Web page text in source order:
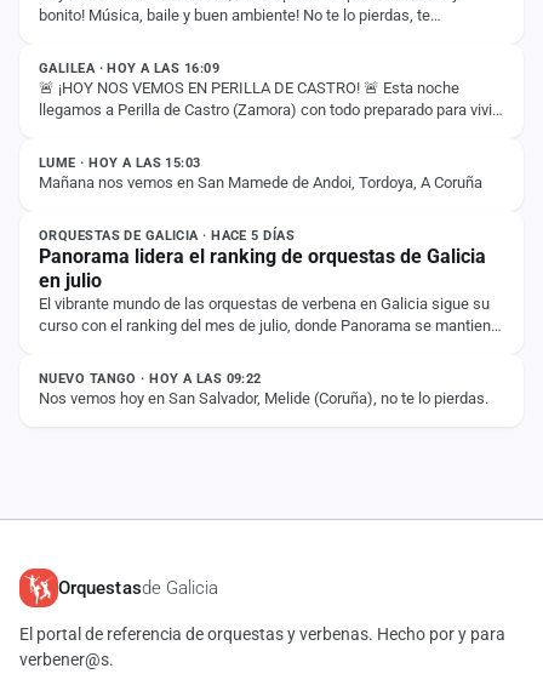
bonito! Música, baile y buen ambiente! No te lo pierdas, te
ESTADO
GALILEA · HOY A LAS 16:09
🚨 ¡HOY NOS VEMOS EN PERILLA DE CASTRO! 🚨 Esta noche
llegamos a Perilla de Castro (Zamora) con todo preparado para vivir
ESTADO
LUME · HOY A LAS 15:03
Mañana nos vemos en San Mamede de Andoi, Tordoya, A Coruña
NOTICIA
ORQUESTAS DE GALICIA · HACE 5 DÍAS
Panorama lidera el ranking de orquestas de Galicia
en julio
El vibrante mundo de las orquestas de verbena en Galicia sigue su
curso con el ranking del mes de julio, donde Panorama se mantiene
ESTADO
NUEVO TANGO · HOY A LAS 09:22
Nos vemos hoy en San Salvador, Melide (Coruña), no te lo pierdas.
Orquestasde Galicia
El portal de referencia de orquestas y verbenas. Hecho por y para
verbener@s.